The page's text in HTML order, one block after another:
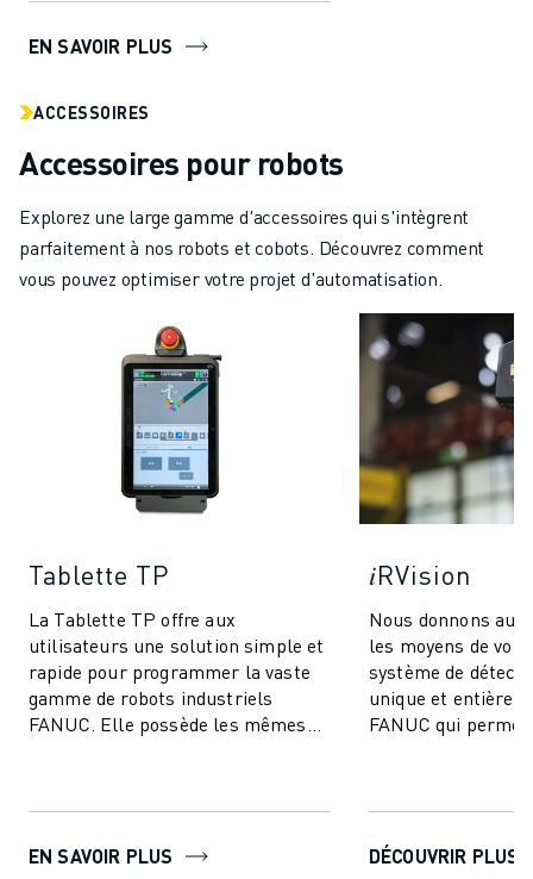
EN SAVOIR PLUS
ACCESSOIRES
Accessoires pour robots
Explorez une large gamme d'accessoires qui s'intègrent
parfaitement à nos robots et cobots. Découvrez comment
vous pouvez optimiser votre projet d'automatisation.
Tablette TP
La Tablette TP offre aux
utilisateurs une solution simple et
rapide pour programmer la vaste
gamme de robots industriels
FANUC. Elle possède les mêmes
EN SAVOIR PLUS
𝑖RVision
Nous donnons aux
les moyens de voir
système de
unique et
FANUC qui
DÉCOUVRIR PLUS